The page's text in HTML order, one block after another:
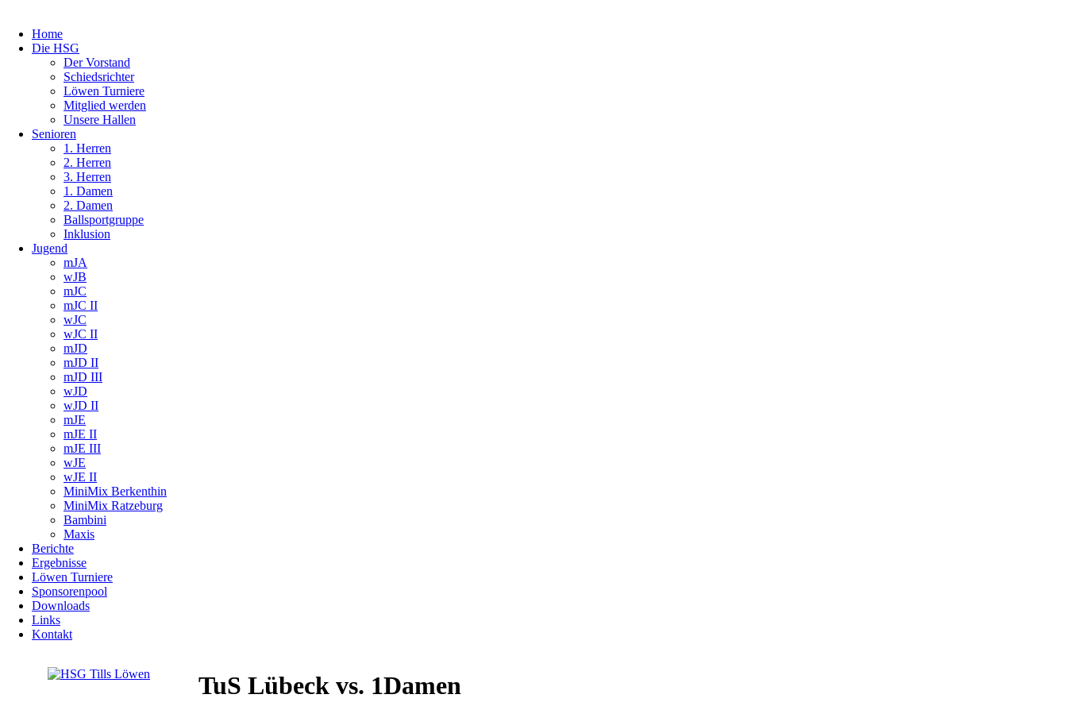
Home
Die HSG
Der Vorstand
Schiedsrichter
Löwen Turniere
Mitglied werden
Unsere Hallen
Senioren
1. Herren
2. Herren
3. Herren
1. Damen
2. Damen
Ballsportgruppe
Inklusion
Jugend
mJA
wJB
mJC
mJC II
wJC
wJC II
mJD
mJD II
mJD III
wJD
wJD II
mJE
mJE II
mJE III
wJE
wJE II
MiniMix Berkenthin
MiniMix Ratzeburg
Bambini
Maxis
Berichte
Ergebnisse
Löwen Turniere
Sponsorenpool
Downloads
Links
Kontakt
TuS Lübeck vs. 1Damen